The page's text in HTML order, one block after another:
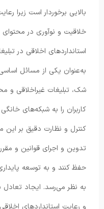
بالایی برخوردار است زیرا
خلاقیت و نوآوری در محتوای
استانداردهای اخلاقی در
به‌عنوان یکی از مسائل
شک، تبلیغات غیراخلاقی و
کاربران را به شبکه‌های
کنترل و نظارت دقیق بر این
تدوین و اجرای قوانین و
حفظ کنند و به توسعه
به نظر می‌رسد. ایجاد تعادل
و رعایت استانداردهای